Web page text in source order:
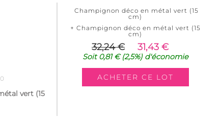
vert (15
Champignon déco en métal vert (15
cm)
+ Champignon déco en métal vert (15
cm)
32,24 € 31,43 €
Soit0,81 €(2,5%)d'économie